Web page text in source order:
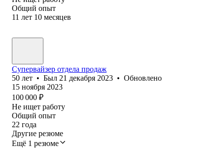
Общий опыт
11 лет 10 месяцев
Супервайзер отдела продаж
50 лет • Был 21 декабря 2023 • Обновлено
15 ноября 2023
100 000 ₽
Не ищет работу
Общий опыт
22 года
Другие резюме
Ещё 1 резюме